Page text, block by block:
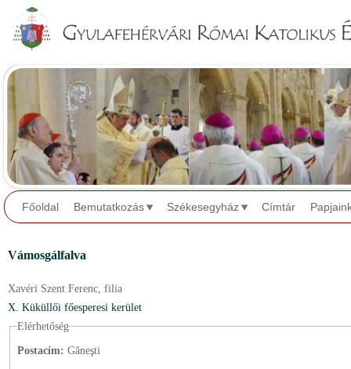
Főoldal Bemutatkozás Székesegyház Címtár
Vámosgálfalva
Xavéri Szent Ferenc, filia
X. Küküllői főesperesi kerület
Elérhetőség
Postacím: Găneşti